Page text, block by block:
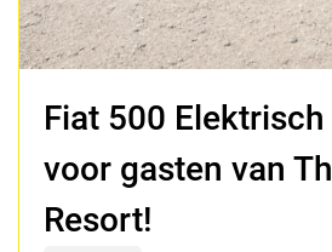
Fiat 500
voor gasten van
Resort!